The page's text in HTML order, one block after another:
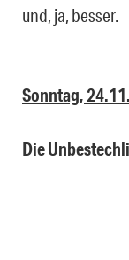
und, ja, besser.
Sonntag, 24.11.
Die